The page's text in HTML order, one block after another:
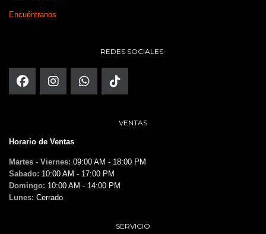
Encuéntranos
REDES SOCIALES
VENTAS
Horario de Ventas
Martes - Viernes: 09:00 AM - 18:00 PM
Sabado: 10:00 AM - 17:00 PM
Domingo: 10:00 AM - 14:00 PM
Lunes: Cerrado
SERVICIO